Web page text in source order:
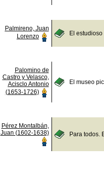
Palmireno, Juan
Lorenzo
El
Palomino de
Castro y Velasco,
Acisclo Antonio
(1653-1726)
El museo
Pérez Montalbán,
Juan (1602-1638)
Para todos.